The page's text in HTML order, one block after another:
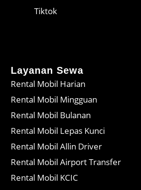
Tiktok
Layanan Sewa
Rental Mobil Harian
Rental Mobil Mingguan
Rental Mobil Bulanan
Rental Mobil Lepas Kunci
Rental Mobil Allin Driver
Rental Mobil Airport Transfer
Rental Mobil KCIC